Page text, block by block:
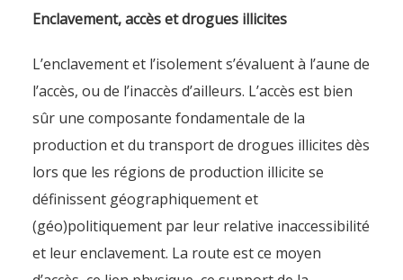
Enclavement, accès et drogues illicites
L’enclavement et l’isolement s’évaluent à l’aune de
l’accès, ou de l’inaccès d’ailleurs. L’accès est bien
sûr une composante fondamentale de la
production et du transport de drogues illicites dès
lors que les régions de production illicite se
définissent géographiquement et
(géo)politiquement par leur relative inaccessibilité
et leur enclavement. La route est ce moyen